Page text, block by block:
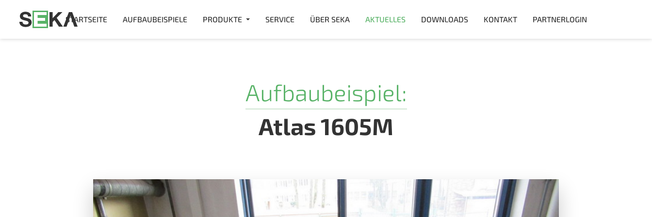
STARTSEITE AUFBAUBEISPIELE PRODUKTE SERVICE ÜBER SEKA AKTUELLES DOWNLOADS KONTAKT PARTNERLOGIN
Aufbaubeispiel:
Atlas 1605M